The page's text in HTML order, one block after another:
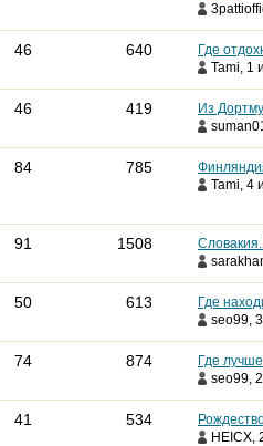
46 640
Где
Tami, 1
46 419
Из
84 785
Tami, 4
91 1508
50 613
Где
seo99,
74 874
Где
seo99,
41 534
HEICX,